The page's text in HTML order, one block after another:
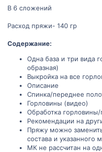
В 6 сложений
Расход пряжи- 140 гр
Содержание:
Одна база и три вида
образная)
Выкройка на все
Описание
Спинка/переднее
Горловины (видео)
Обработка
Рекомендации на
Пряжу можно
состава и указанного
МК не рассчитан на